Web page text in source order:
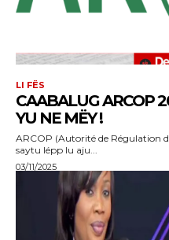
LI FËS
CAABALUG ARCOP
YU NE MËY !
ARCOP (Autorité de Régulation
saytu lépp lu aju...
03/11/2025